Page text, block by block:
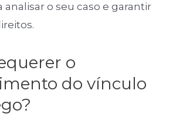
analisar o seu caso e garantir
o
do vínculo